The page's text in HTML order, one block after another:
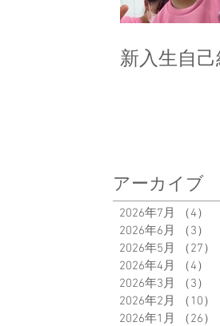
新入生自
アーカイブ
2026年7月 （4）
2026年6月
（3）
2026年5月
（27）
2026年4月
（4）
2026年3月
（3）
2026年2月
（10）
2026年1月
（26）